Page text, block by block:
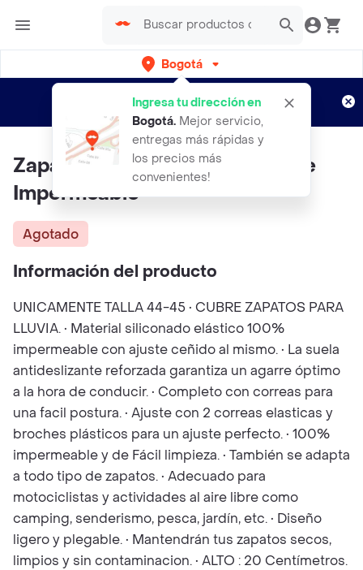
Bogotá
Ingresa tu dirección en
Bogotá. Mejor servicio,
entregas más rápidas y
los precios más
convenientes!
envíos gratis por semanas
Aplican TyC
Zapaton Siliconado Alto Calibre
Impermeable
Agotado
Información del producto
UNICAMENTE TALLA 44-45 • CUBRE ZAPATOS PARA
LLUVIA. • Material siliconado elástico 100%
impermeable con ajuste ceñido al mismo. • La suela
antideslizante reforzada garantiza un agarre óptimo
a la hora de conducir. • Completo con correas para
una facil postura. • Ajuste con 2 correas elasticas y
broches plásticos para un ajuste perfecto. • 100%
impermeable y de Fácil limpieza. • También se adapta
a todo tipo de zapatos. • Adecuado para
motociclistas y actividades al aire libre como
camping, senderismo, pesca, jardín, etc. • Diseño
ligero y plegable. • Mantendrán tus zapatos secos,
limpios y sin contaminacion. • ALTO : 20 Centímetros.